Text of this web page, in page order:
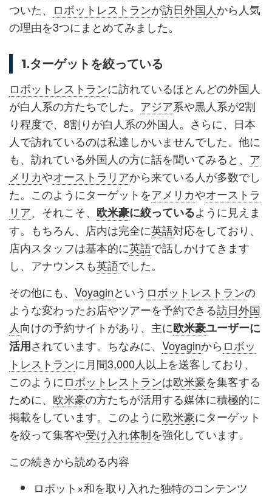
ついた、
ロボットレストランが訪日外国人から人気
の理由を3つにまとめてみました。
1.ターゲットを絞っている
ロボットレストランに訪れているほとんどの外国人
が白人系の方たちでした。 アジア系や黒人系が2割
り程度で、8割りが白人系の外国人。さらに、日本
人で訪れているのは私達しかいませんでした。他に
も、訪れている外国人の方に話を聞いてみると、 ア
メリカやオーストラリアから来ている人が多数でし
た。このようにターゲットをアメリカやオーストラ
リア、それこそ、 欧米豪に絞っているように見えま
す。もちろん、店内は完全に英語対応をしており、
店内スタッフは基本的に英語で話しかけてきます
し、アナウンスも英語でした。
その他にも、 Voyaginという ロボットレストランの
ような変わったお店やツアーを予約できる訪日外国
人向けの予約サイトがあり、主に欧米豪ユーザーに
活用されています。ちなみに、 Voyaginから ロボッ
トレストランに月間3,000人以上を送客しており、
このようにロボットレストランは欧米豪を集客する
ために、 欧米豪の方たちが活用する媒体に積極的に
掲載をしています。このように欧米豪にターゲット
を絞って集客や受け入れ体制を強化しています。
この続きから読める内容
ロボット×和を取り入れた独特のコンテンツ